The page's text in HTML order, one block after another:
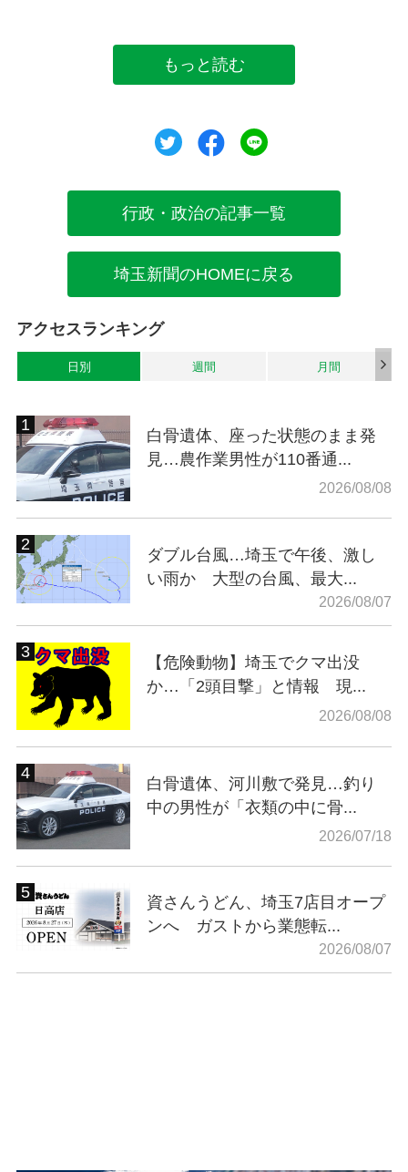
もっと読む
ツイートシェア
行政・政治の記事一覧
埼玉新聞のHOMEに戻る
アクセスランキング
日別 週間 月間
白骨遺体、座った状態のまま発
見…農作業男性が110番通...
2026/08/08
ダブル台風…埼玉で午後、激し
い雨か 大型の台風、最大...
2026/08/07
【危険動物】埼玉でクマ出没
か…「2頭目撃」と情報 現...
2026/08/08
白骨遺体、河川敷で発見…釣り
中の男性が「衣類の中に骨...
2026/07/18
資さんうどん、埼玉7店目オープ
ンへ ガストから業態転...
2026/08/07